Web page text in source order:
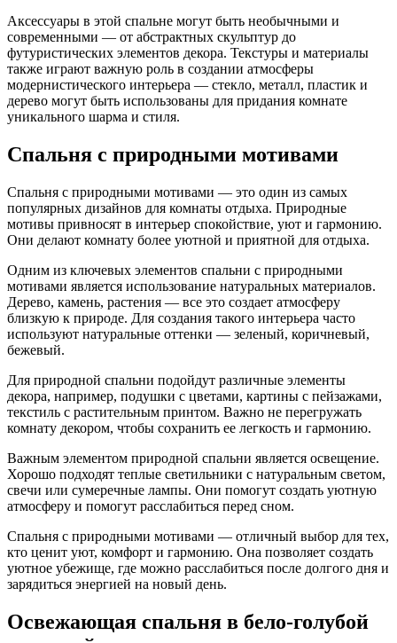
Аксессуары в этой спальне могут быть необычными и
современными — от абстрактных скульптур до
футуристических элементов декора. Текстуры и материалы
также играют важную роль в создании атмосферы
модернистического интерьера — стекло, металл, пластик и
дерево могут быть использованы для придания комнате
уникального шарма и стиля.
Спальня с природными мотивами
Спальня с природными мотивами — это один из самых
популярных дизайнов для комнаты отдыха. Природные
мотивы привносят в интерьер спокойствие, уют и гармонию.
Они делают комнату более уютной и приятной для отдыха.
Одним из ключевых элементов спальни с природными
мотивами является использование натуральных материалов.
Дерево, камень, растения — все это создает атмосферу
близкую к природе. Для создания такого интерьера часто
используют натуральные оттенки — зеленый, коричневый,
бежевый.
Для природной спальни подойдут различные элементы
декора, например, подушки с цветами, картины с пейзажами,
текстиль с растительным принтом. Важно не перегружать
комнату декором, чтобы сохранить ее легкость и гармонию.
Важным элементом природной спальни является освещение.
Хорошо подходят теплые светильники с натуральным светом,
свечи или сумеречные лампы. Они помогут создать уютную
атмосферу и помогут расслабиться перед сном.
Спальня с природными мотивами — отличный выбор для тех,
кто ценит уют, комфорт и гармонию. Она позволяет создать
уютное убежище, где можно расслабиться после долгого дня и
зарядиться энергией на новый день.
Освежающая спальня в бело-голубой